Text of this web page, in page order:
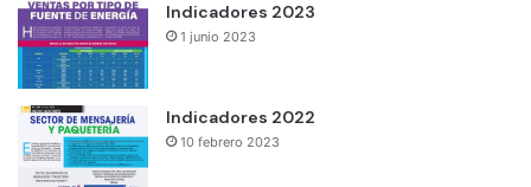
Indicadores 2023
1 junio 2023
Indicadores 2022
10 febrero 2023